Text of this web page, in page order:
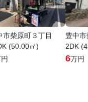
市柴原町３丁目
(50.00㎡)
豊中
2DK
6万円